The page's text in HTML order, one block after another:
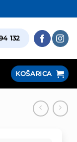
132
KOŠARICA